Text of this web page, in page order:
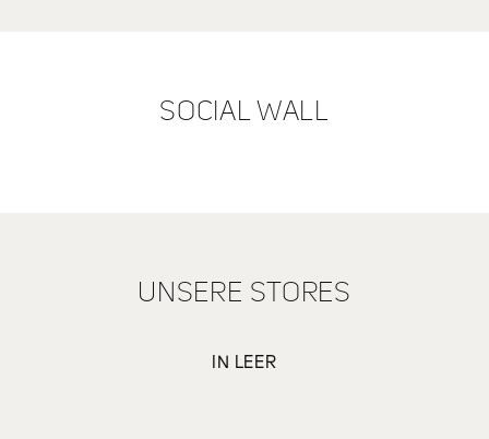
SOCIAL WALL
UNSERE STORES
IN LEER